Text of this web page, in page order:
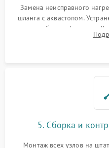
Замена неисправного
шланга с аквастопом.
патрубках и фильтрах.
управления,
5. Сборка и
Монтаж всех узлов на